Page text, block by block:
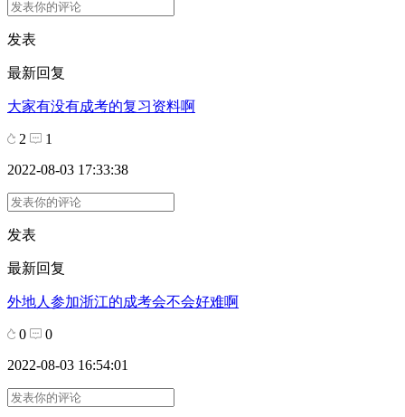
发表
最新回复
大家有没有成考的复习资料啊
2
1
2022-08-03 17:33:38
发表
最新回复
外地人参加浙江的成考会不会好难啊
0
0
2022-08-03 16:54:01